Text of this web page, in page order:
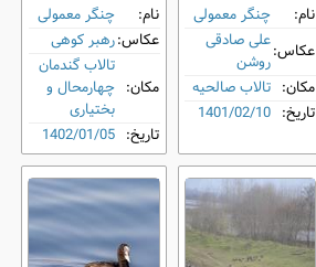
نام:
چنگر معمولی
عکاس:علی صادقی
روشن
مکان: تالاب صالحیه
تاریخ: 1401/02/10
نام:
چنگر معمولی
عکاس:رهبر کوهی
مکان:
تالاب گندمان
چهارمحال و
بختیاری
تاریخ: 1402/01/05